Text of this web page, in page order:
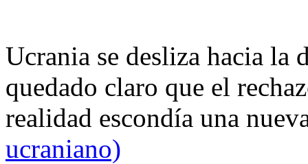
Ucrania se desliza hacia
quedado claro que el
realidad escondía una
ucraniano)